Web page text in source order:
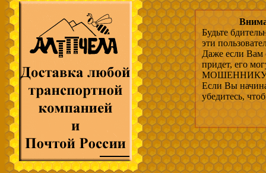
Будьте
эти
Даже если Вам
придет, его
МОШЕННИКУ,
Если Вы
убедитесь,